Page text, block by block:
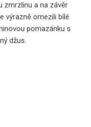
zmrzlinu a na závěr
výrazně omezili bílé
pomazánku s
džus.